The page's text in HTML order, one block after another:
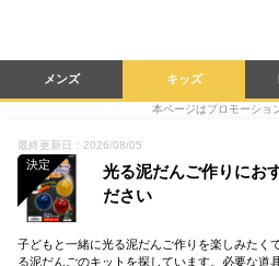
メンズ キッズ
本ページはプロモーショ
最終更新日：2026/08/05
決定
光る泥だんご作りにお
ださい
子どもと一緒に光る泥だんご作りを楽しみたく
る泥だんごのキットを探しています。必要な道